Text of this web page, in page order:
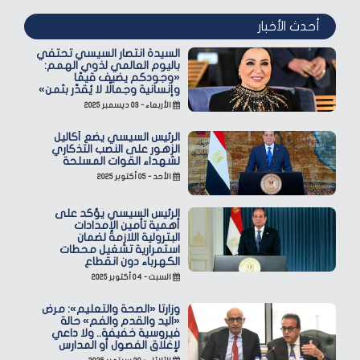
أحدث الأخبار
السيدة انتصار السيسي تحتفي
باليوم العالمي لذوي الهمم:
«وجودكم يضيف قيمًا
وإنسانية وجمالًا لا يُقدّر بثمن»
الأربعاء - ٠٣ ديسمبر ٢٠٢٥
الرئيس السيسي يضع أكاليل
الزهور على النصب التذكاري
لشهداء القوات المسلحة
الأحد - ٠٥ أكتوبر ٢٠٢٥
الرئيس السيسي يؤكد على
أهمية تأمين الإمدادات
البترولية اللازمة لضمان
استمرارية تشغيل محطات
الكهرباء دون انقطاع
السبت - ٠٤ أكتوبر ٢٠٢٥
وزارتا «الصحة والتعليم»: مرض
«اليد والقدم والفم» حالة
فيروسية خفيفة.. ولا داعي
لإغلاق الفصول أو المدارس